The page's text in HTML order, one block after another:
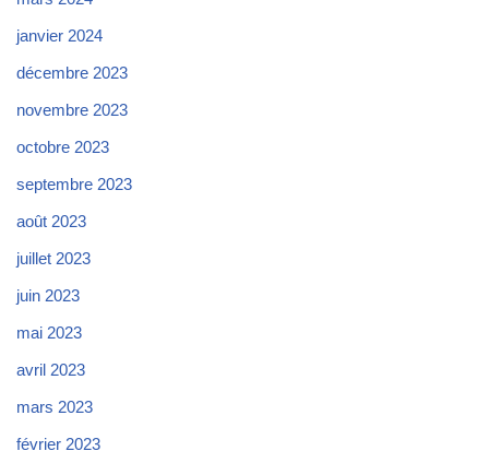
janvier 2024
décembre 2023
novembre 2023
octobre 2023
septembre 2023
août 2023
juillet 2023
juin 2023
mai 2023
avril 2023
mars 2023
février 2023